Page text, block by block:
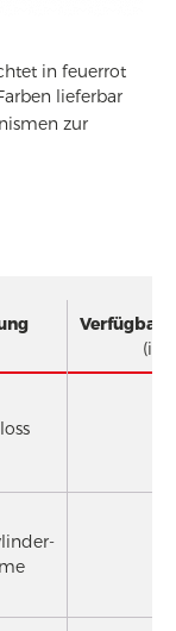
in feuerrot
lieferbar
zur
(in